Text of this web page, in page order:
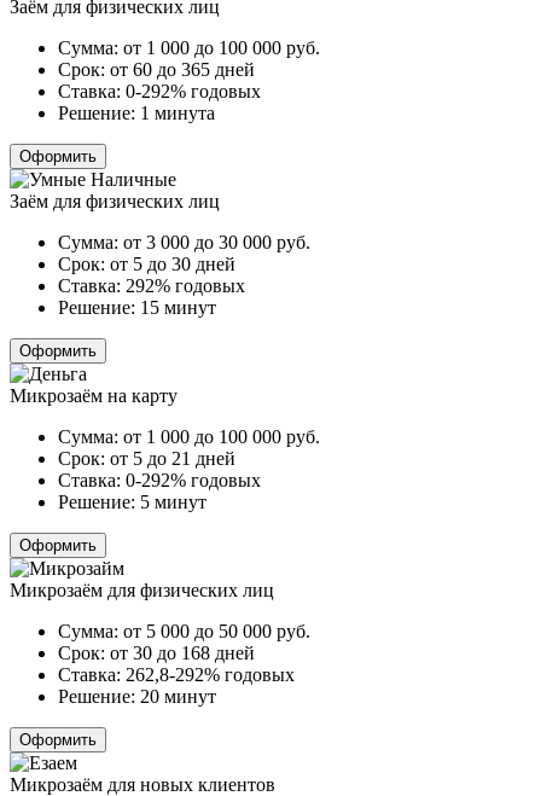
Заём для физических лиц
Сумма: от 1 000 до 100 000 руб.
Срок: от 60 до 365 дней
Ставка: 0-292% годовых
Решение: 1 минута
Оформить
Заём для физических лиц
Сумма: от 3 000 до 30 000 руб.
Срок: от 5 до 30 дней
Ставка: 292% годовых
Решение: 15 минут
Оформить
Микрозаём на карту
Сумма: от 1 000 до 100 000 руб.
Срок: от 5 до 21 дней
Ставка: 0-292% годовых
Решение: 5 минут
Оформить
Микрозаём для физических лиц
Сумма: от 5 000 до 50 000 руб.
Срок: от 30 до 168 дней
Ставка: 262,8-292% годовых
Решение: 20 минут
Оформить
Микрозаём для новых клиентов